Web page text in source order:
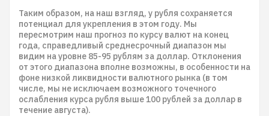
Таким образом, на наш взгляд, у рубля сохраняется
потенциал для укрепления в этом году. Мы
пересмотрим наш прогноз по курсу валют на конец
года, справедливый среднесрочный диапазон мы
видим на уровне 85-95 рублям за доллар. Отклонения
от этого диапазона вполне возможны, в особенности на
фоне низкой ликвидности валютного рынка (в том
числе, мы не исключаем возможного точечного
ослабления курса рубля выше 100 рублей за доллар в
течение августа).